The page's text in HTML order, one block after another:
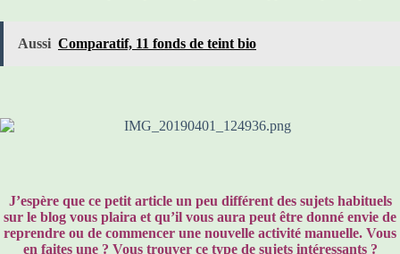
Aussi Comparatif, 11 fonds de teint bio
J’espère que ce petit article un peu différent des sujets habituels
sur le blog vous plaira et qu’il vous aura peut être donné envie de
reprendre ou de commencer une nouvelle activité manuelle. Vous
en faites une ? Vous trouver ce type de sujets intéressants ?